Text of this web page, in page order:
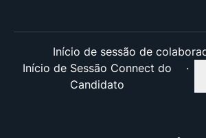
Início de sessão de
Início de Sessão Connect do
Candidato
·